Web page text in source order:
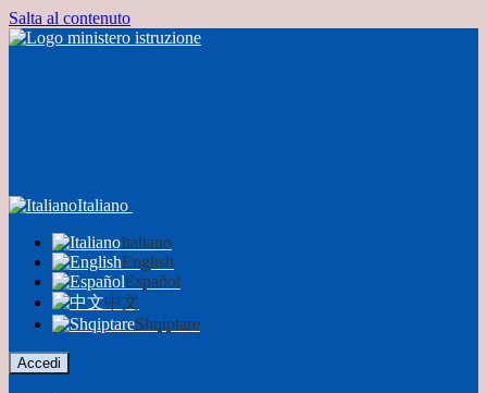
Salta al contenuto
Italiano
Italiano
English
Español
中文
Shqiptare
Accedi